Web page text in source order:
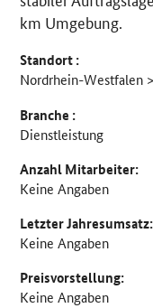
km Umgebung.
Standort :
Nordrhein-Westfalen
Branche :
Dienstleistung
Anzahl Mitarbeiter:
Keine Angaben
Letzter Jahresumsatz:
Keine Angaben
Preisvorstellung:
Keine Angaben